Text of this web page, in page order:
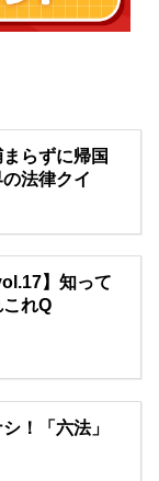
まらずに帰国
法律クイ
】知って
れQ
！「六法」